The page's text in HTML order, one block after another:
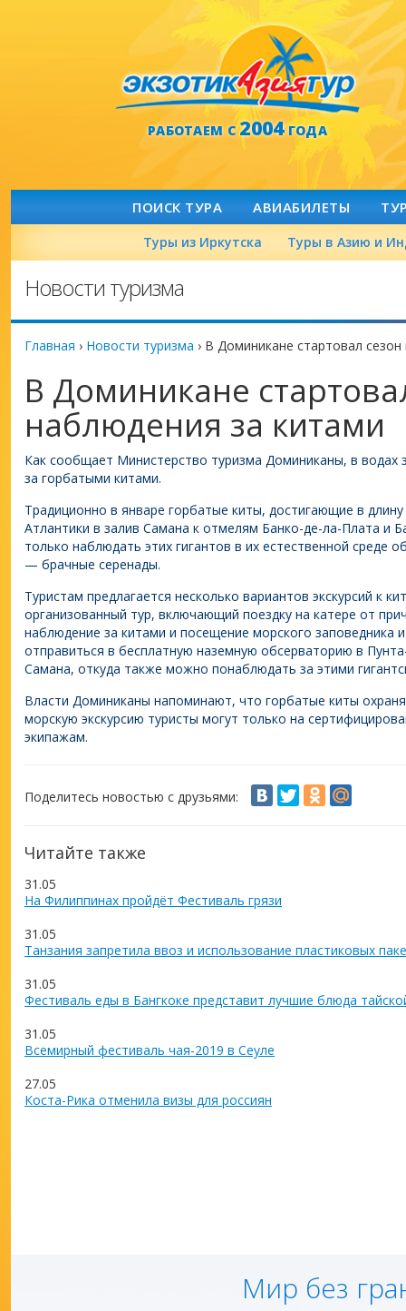
РАБОТАЕМ С2004ГОДА
ПОИСК ТУРА АВИАБИЛЕТЫ
Туры из Иркутска Туры в Азию и
Новости туризма
Главная › Новости туризма › В Доминикане стартовал
В Доминикане
наблюдения за китами
Как сообщает Министерство туризма Доминиканы, в водах
за горбатыми китами.
Традиционно в январе горбатые киты, достигающие в
Атлантики в залив Самана к отмелям Банко-де-ла-Плата и
только наблюдать этих гигантов в их естественной среде
— брачные серенады.
Туристам предлагается несколько вариантов экскурсий к
организованный тур, включающий поездку на катере от
наблюдение за китами и посещение морского заповедника
отправиться в бесплатную наземную обсерваторию в
Самана, откуда также можно понаблюдать за этими
Власти Доминиканы напоминают, что горбатые киты
морскую экскурсию туристы могут только на
экипажам.
Поделитесь новостью с друзьями:
Читайте также
31.05
На Филиппинах пройдёт Фестиваль грязи
31.05
Танзания запретила ввоз и использование пластиковых
31.05
Фестиваль еды в Бангкоке представит лучшие блюда
31.05
Всемирный фестиваль чая-2019 в Сеуле
27.05
Коста-Рика отменила визы для россиян
Мир без